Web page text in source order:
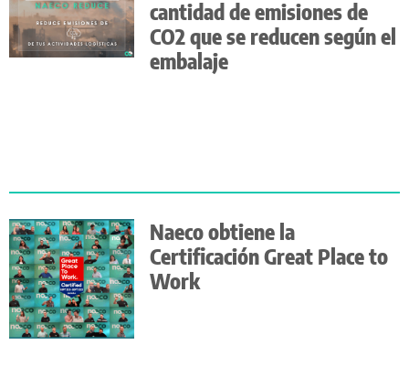
cantidad de emisiones de
CO2 que se reducen según el
embalaje
Naeco obtiene la
Certificación Great Place to
Work